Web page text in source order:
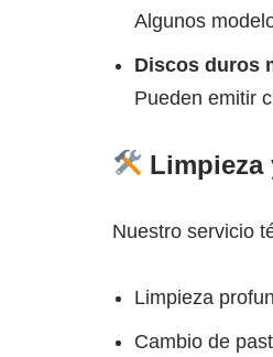
Algunos
Discos duros
Pueden emitir
Limpieza
Nuestro servicio
Limpieza
Cambio de